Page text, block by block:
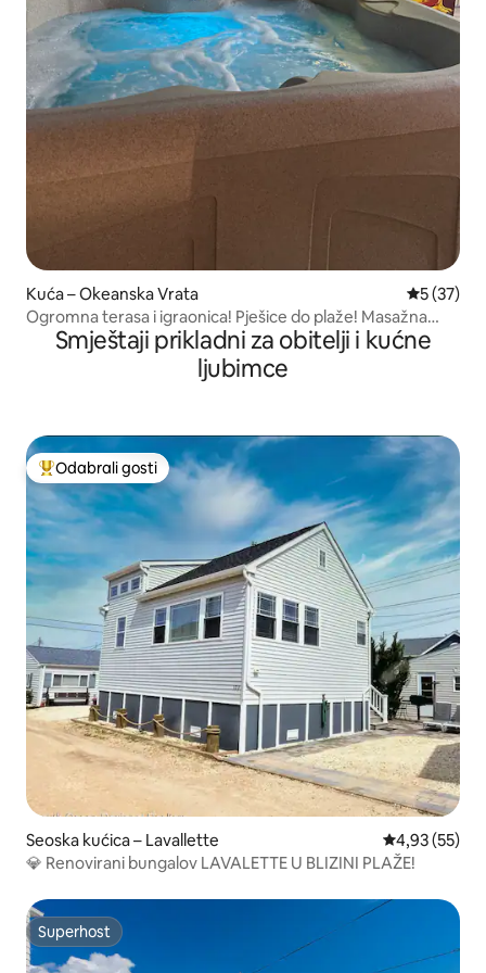
Kuća – Okeanska Vrata Prosječna
5 (37)
Ogromna terasa i igraonica! Pješice do plaže! Masažna
kadaSmještaji prikladni za obitelji i kućne
ljubimce
Među najviše rangiranima s oznakom „Odabrali gosti”
Odabrali gosti
Seoska kućica – Lavallette Prosječna
4,93 (55)
💎 Renovirani bungalov LAVALETTE U BLIZINI PLAŽE!
Superhost
Superhost